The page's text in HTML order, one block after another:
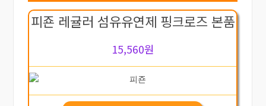
피죤 레귤러 섬유유연제 핑크로즈 본품
15,560원